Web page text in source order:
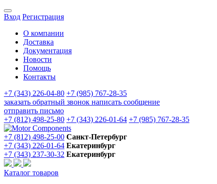
Вход Регистрация
О компании
Доставка
Документация
Новости
Помощь
Контакты
+7 (343) 226-04-80 +7 (985) 767-28-35
заказать обратный звонок написать сообщение
отправить письмо
+7 (812) 498-25-80 +7 (343) 226-01-64 +7 (985) 767-28-35
+7 (812) 498-25-00 Санкт-Петербург
+7 (343) 226-01-64 Екатеринбург
+7 (343) 237-30-32 Екатеринбург
Каталог товаров